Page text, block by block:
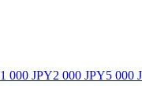
1 000 JPY2 000 JPY5 000